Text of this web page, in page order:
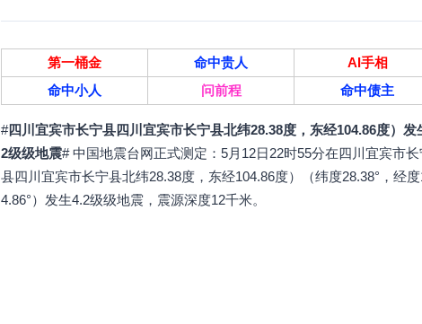
第一桶金 命中贵人
AI手相
命中小人
问前程 命中债主
#四川宜宾市长宁县四川宜宾市长宁县北纬28.38度，东经104.86度）发
2级级地震# 中国地震台网正式测定：5月12日22时55分在四川宜宾市长
县四川宜宾市长宁县北纬28.38度，东经104.86度）（纬度28.38°，经
4.86°）发生4.2级级地震，震源深度12千米。